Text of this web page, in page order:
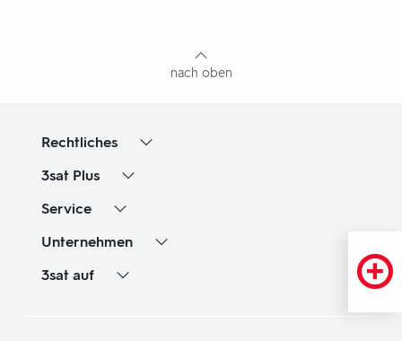
nach oben
Rechtliches
3sat Plus
Service
Unternehmen
3sat auf